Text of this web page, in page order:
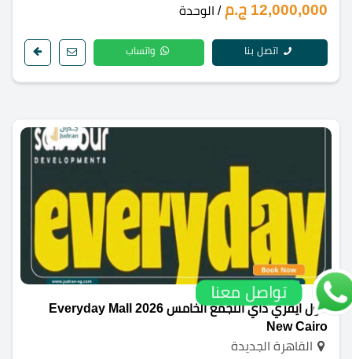
12,000,000 ج.م / الوحدة
اتصل بنا واتساب
مول ايفري داي التجمع الخامس 2026 Everyday Mall
New Cairo
القاهرة الجديدة
تواصل معنا